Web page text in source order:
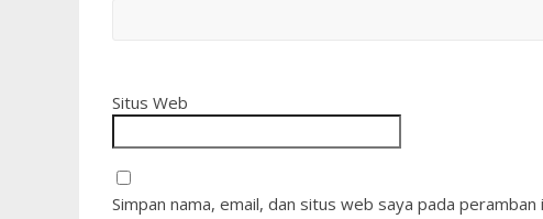
Situs Web
Simpan nama, email, dan situs web saya pada